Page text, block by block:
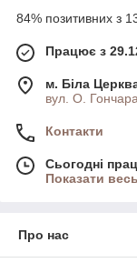
84% позитивних з
Працює з
м. Біла
вул. О.
Контакти
Сьогодні
Показати
Про нас